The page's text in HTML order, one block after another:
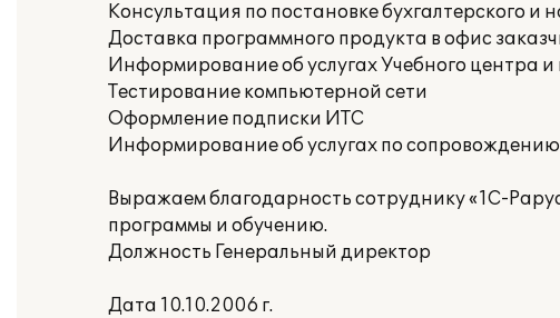
Консультация по постановке бухгалтерского и
Доставка программного продукта в офис
Информирование об услугах Учебного центра
Тестирование компьютерной сети
Оформление подписки ИТС
Информирование об услугах по
Выражаем благодарность сотруднику «1С-
программы и обучению.
Должность Генеральный директор
Дата 10.10.2006 г.